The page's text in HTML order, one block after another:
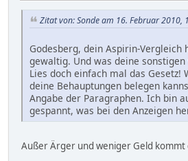
Zitat von: Sonde am 16. Februar 2010,
Godesberg, dein Aspirin-Vergleich
gewaltig. Und was deine
Lies doch einfach mal das Gesetz!
deine Behauptungen belegen
Angabe der Paragraphen. Ich bin
gespannt, was bei den Anzeigen
Außer Ärger und weniger Geld kommt